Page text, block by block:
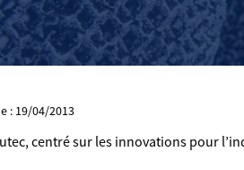
: 19/04/2013
centré sur les innovations pour